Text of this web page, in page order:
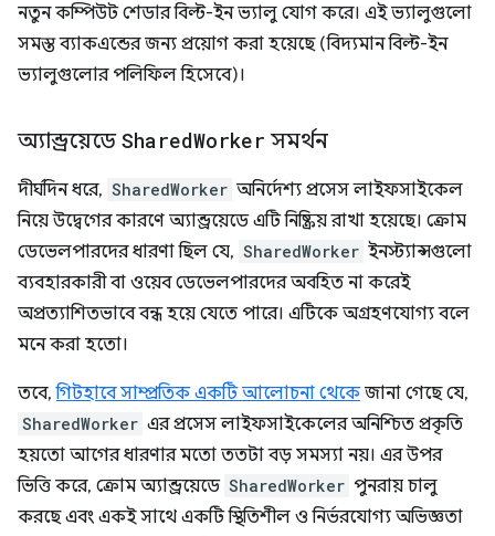
নতুন কম্পিউট শেডার বিল্ট-ইন ভ্যালু যোগ করে। এই ভ্যালুগুলো
সমস্ত ব্যাকএন্ডের জন্য প্রয়োগ করা হয়েছে (বিদ্যমান বিল্ট-ইন
ভ্যালুগুলোর পলিফিল হিসেবে)।
অ্যান্ড্রয়েডেSharedWorker সমর্থন
দীর্ঘদিন ধরে, SharedWorker অনির্দেশ্য প্রসেস লাইফসাইকেল
নিয়ে উদ্বেগের কারণে অ্যান্ড্রয়েডে এটি নিষ্ক্রিয় রাখা হয়েছে। ক্রোম
ডেভেলপারদের ধারণা ছিল যে, SharedWorker ইনস্ট্যান্সগুলো
ব্যবহারকারী বা ওয়েব ডেভেলপারদের অবহিত না করেই
অপ্রত্যাশিতভাবে বন্ধ হয়ে যেতে পারে। এটিকে অগ্রহণযোগ্য বলে
মনে করা হতো।
তবে,গিটহাবে সাম্প্রতিক একটি আলোচনা থেকেজানা গেছে যে,
SharedWorker এর প্রসেস লাইফসাইকেলের অনিশ্চিত প্রকৃতি
হয়তো আগের ধারণার মতো ততটা বড় সমস্যা নয়। এর উপর
ভিত্তি করে, ক্রোম অ্যান্ড্রয়েডে SharedWorker পুনরায় চালু
করছে এবং একই সাথে একটি স্থিতিশীল ও নির্ভরযোগ্য অভিজ্ঞতা